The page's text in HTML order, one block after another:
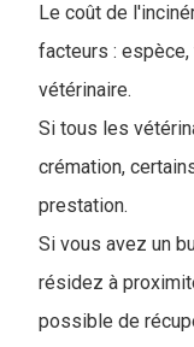
Le coût de
facteurs :
vétérinaire.
Si tous les
crémation,
prestation.
Si vous avez un
résidez à
possible de